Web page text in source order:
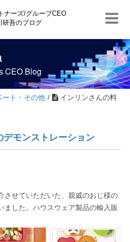
ナーズ/グループCEO
研吾のブログ
CEO Blog
ート・その他 /
インリンさんの料
モンストレーション
させていただいた、親戚のおじ様の
ました。ハウスウェア製品の輸入販